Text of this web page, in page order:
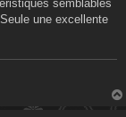
semblables
une excellente